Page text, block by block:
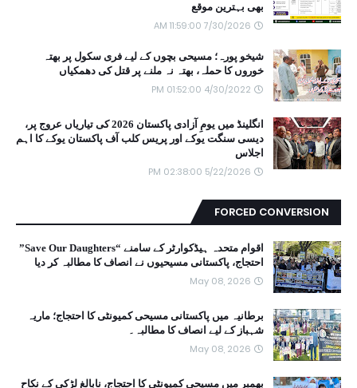
بھی بہترین موقع
7/30/2026 11:59:00 AM
شیخو پورہ؛ مسیحی بچوں کے لیے فری سکول پر بھتہ
خوروں کا حملہ، بھتہ نہ ملنے پر قتل کی دھمکیاں
4/30/2022 01:52:00 PM
انگلینڈ میں یومِ آزادی پاکستان 2026 کی تیاریاں عروج پر،
دیسی سنگت یوکے اور پریس کلب آف پاکستان یوکے کا اہم
اجلاس
5/22/2026 02:38:00 PM
FORCED CONVERSION
اقوام متحدہ ہیڈکوارٹر کے سامنے “Save Our Daughters”
احتجاج، پاکستانی مسیحیوں نے انصاف کا مطالبہ کر دیا
May 08, 2026
برطانیہ میں پاکستانی مسیحی کمیونٹی کا احتجاج؛ ماریہ
شہباز کے لیے انصاف کا مطالبہ۔
May 08, 2026
بھمبر میں مسیحی کمیونٹی کا احتجاج، نابالغ لڑکی کے نکاح